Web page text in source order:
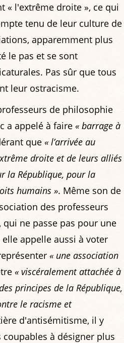
« l'extrême droite », ce qui
tenu de leur culture de
apparemment plus
le pas et se sont
Pas sûr que tous
leur ostracisme.
de philosophie
a appelé à faire « barrage à
que « l’arrivée au
droite et de leurs alliés
la République, pour la
humains ». Même son de
des professeurs
ne passe pas pour une
appelle aussi à voter
« une association
« viscéralement attachée à
principes de la République,
le racisme et
d'antisémitisme, il y
à désigner plus